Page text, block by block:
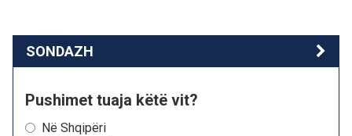
SONDAZH
Pushimet tuaja këtë vit?
Në Shqipëri